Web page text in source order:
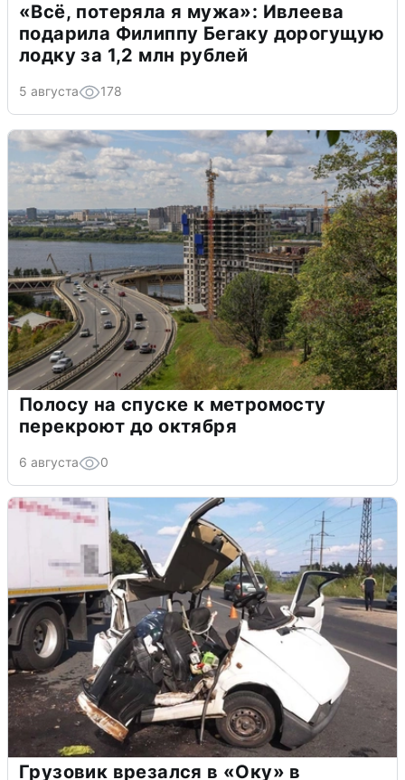
«Всё, потеряла я мужа»: Ивлеева
подарила Филиппу Бегаку дорогущую
лодку за 1,2 млн рублей
5 августа 178
Полосу на спуске к метромосту
перекроют до октября
6 августа 0
Грузовик врезался в «Оку» в